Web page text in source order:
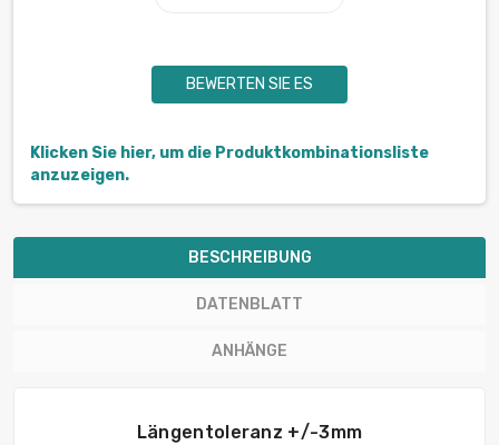
BEWERTEN SIE ES
Klicken Sie hier, um die Produktkombinationsliste
anzuzeigen.
BESCHREIBUNG
DATENBLATT
ANHÄNGE
Längentoleranz +/-3mm